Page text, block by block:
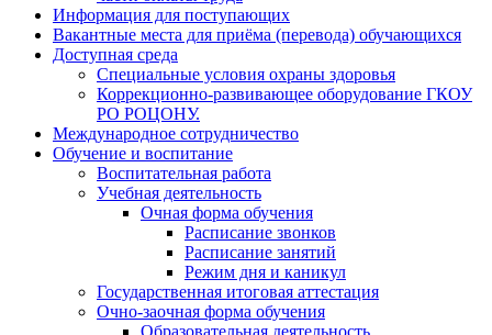
Информация для поступающих
Вакантные места для приёма (перевода) обучающихся
Доступная среда
Специальные условия охраны здоровья
Коррекционно-развивающее оборудование ГКОУ
РО РОЦОНУ.
Международное сотрудничество
Обучение и воспитание
Воспитательная работа
Учебная деятельность
Очная форма обучения
Расписание звонков
Расписание занятий
Режим дня и каникул
Государственная итоговая аттестация
Очно-заочная форма обучения
Образовательная деятельность